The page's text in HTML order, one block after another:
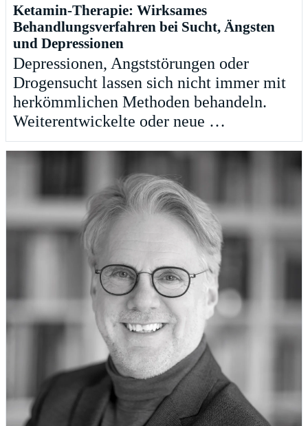
Ketamin-Therapie: Wirksames
Behandlungsverfahren bei Sucht, Ängsten
und Depressionen
Depressionen, Angststörungen oder
Drogensucht lassen sich nicht immer mit
herkömmlichen Methoden behandeln.
Weiterentwickelte oder neue …